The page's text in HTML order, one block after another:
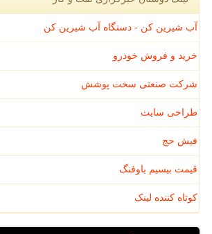
آب شیرین کن - دستگاه آب شیرین کن
خرید و فروش خودرو
شرکت صنعتی سخت پوشش
طراحی سایت
فیش حج
قیمت بیسیم باوفنگ
کوتاه کننده لینک